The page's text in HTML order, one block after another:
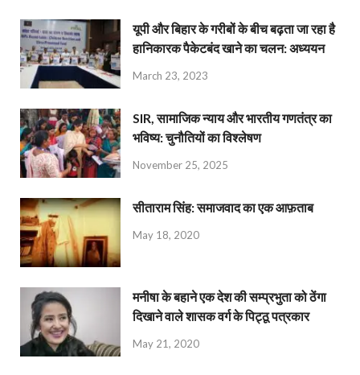
यूपी और बिहार के गरीबों के बीच बढ़ता जा रहा है
हानिकारक पैकेटबंद खाने का चलन: अध्ययन
March 23, 2023
SIR, सामाजिक न्याय और भारतीय गणतंत्र का
भविष्य: चुनौतियों का विश्लेषण
November 25, 2025
सीताराम सिंह: समाजवाद का एक आफ़ताब
May 18, 2020
मनीषा के बहाने एक देश की सम्प्रभुता को ठेंगा
दिखाने वाले शासक वर्ग के पिट्ठू पत्रकार
May 21, 2020